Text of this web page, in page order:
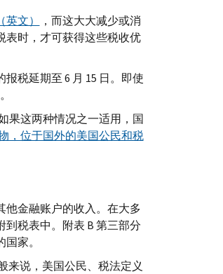
文）
，而这大大减少或消
表时，才可获得这些税收优
税延期至 6 月 15 日。即使
果这两种情况之一适用，国
，位于国外的美国公民和税
他金融账户的收入。在大多
到税表中。附表 B第三部分
家。
来说，美国公民、税法定义